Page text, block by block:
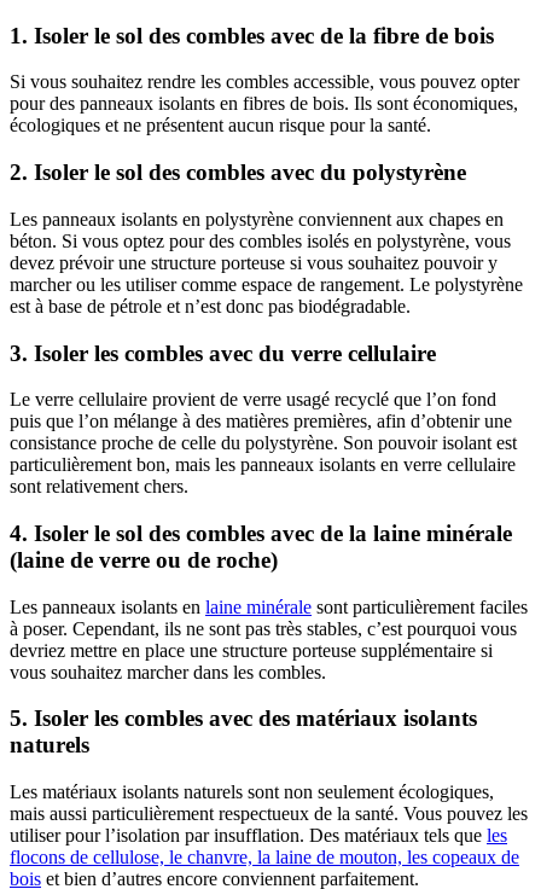
1. Isoler le sol des combles avec de la fibre de bois
Si vous souhaitez rendre les combles accessible, vous pouvez opter
pour des panneaux isolants en fibres de bois. Ils sont économiques,
écologiques et ne présentent aucun risque pour la santé.
2. Isoler le sol des combles avec du polystyrène
Les panneaux isolants en polystyrène conviennent aux chapes en
béton. Si vous optez pour des combles isolés en polystyrène, vous
devez prévoir une structure porteuse si vous souhaitez pouvoir y
marcher ou les utiliser comme espace de rangement. Le polystyrène
est à base de pétrole et n’est donc pas biodégradable.
3. Isoler les combles avec du verre cellulaire
Le verre cellulaire provient de verre usagé recyclé que l’on fond
puis que l’on mélange à des matières premières, afin d’obtenir une
consistance proche de celle du polystyrène. Son pouvoir isolant est
particulièrement bon, mais les panneaux isolants en verre cellulaire
sont relativement chers.
4. Isoler le sol des combles avec de la laine minérale
(laine de verre ou de roche)
Les panneaux isolants en laine minérale sont particulièrement faciles
à poser. Cependant, ils ne sont pas très stables, c’est pourquoi vous
devriez mettre en place une structure porteuse supplémentaire si
vous souhaitez marcher dans les combles.
5. Isoler les combles avec des matériaux isolants
naturels
Les matériaux isolants naturels sont non seulement écologiques,
mais aussi particulièrement respectueux de la santé. Vous pouvez les
utiliser pour l’isolation par insufflation. Des matériaux tels que les
flocons de cellulose, le chanvre, la laine de mouton, les copeaux de
bois et bien d’autres encore conviennent parfaitement.